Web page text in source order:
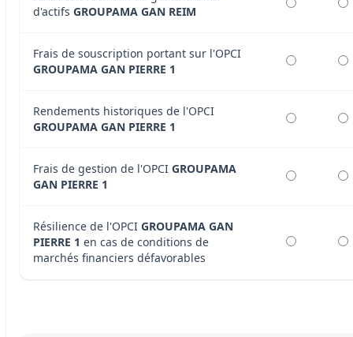
d'actifs GROUPAMA GAN REIM
Frais de souscription portant sur l'OPCI
GROUPAMA GAN PIERRE 1
Rendements historiques de l'OPCI
GROUPAMA GAN PIERRE 1
Frais de gestion de l'OPCI GROUPAMA
GAN PIERRE 1
Résilience de l'OPCI GROUPAMA GAN
PIERRE 1 en cas de conditions de
marchés financiers défavorables